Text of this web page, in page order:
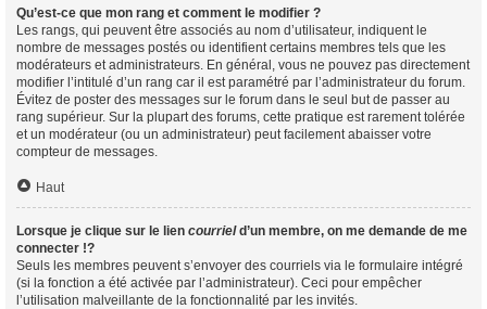
Qu’est-ce que mon rang et comment le modifier ?
Les rangs, qui peuvent être associés au nom d’utilisateur, indiquent le
nombre de messages postés ou identifient certains membres tels que les
modérateurs et administrateurs. En général, vous ne pouvez pas directement
modifier l’intitulé d’un rang car il est paramétré par l’administrateur du forum.
Évitez de poster des messages sur le forum dans le seul but de passer au
rang supérieur. Sur la plupart des forums, cette pratique est rarement tolérée
et un modérateur (ou un administrateur) peut facilement abaisser votre
compteur de messages.
Haut
Lorsque je clique sur le lien courrield’un membre, on me demande de me
connecter !?
Seuls les membres peuvent s’envoyer des courriels via le formulaire intégré
(si la fonction a été activée par l’administrateur). Ceci pour empêcher
l’utilisation malveillante de la fonctionnalité par les invités.